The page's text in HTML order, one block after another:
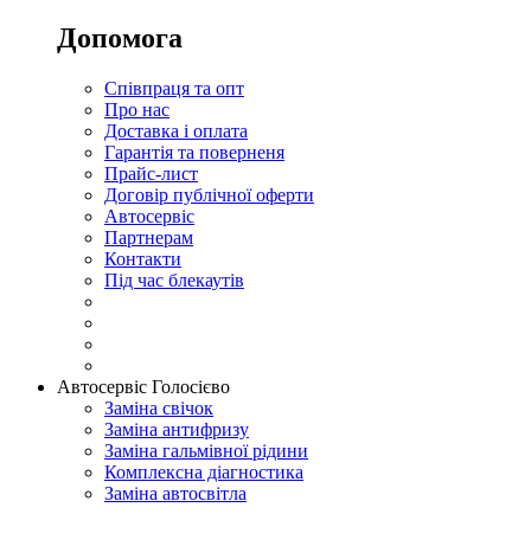
Допомога
Співпраця та опт
Про нас
Доставка і оплата
Гарантія та поверненя
Прайс-лист
Договір публічної оферти
Автосервіс
Партнерам
Контакти
Під час блекаутів
Автосервіс Голосієво
Заміна свічок
Заміна антифризу
Заміна гальмівної рідини
Комплексна діагностика
Заміна автосвітла